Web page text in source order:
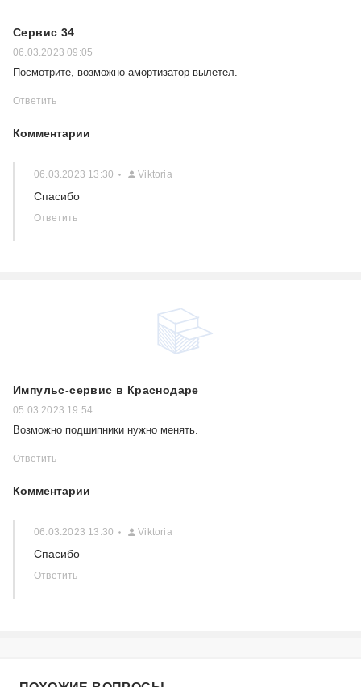
Сервис 34
06.03.2023 09:05
Посмотрите, возможно амортизатор вылетел.
Ответить
Комментарии
06.03.2023 13:30 Viktoria
Спасибо
Ответить
Импульс-сервис в Краснодаре
05.03.2023 19:54
Возможно подшипники нужно менять.
Ответить
Комментарии
06.03.2023 13:30 Viktoria
Спасибо
Ответить